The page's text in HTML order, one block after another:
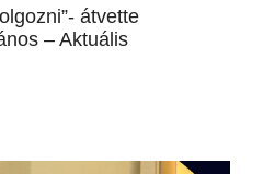
átvette
– Aktuális